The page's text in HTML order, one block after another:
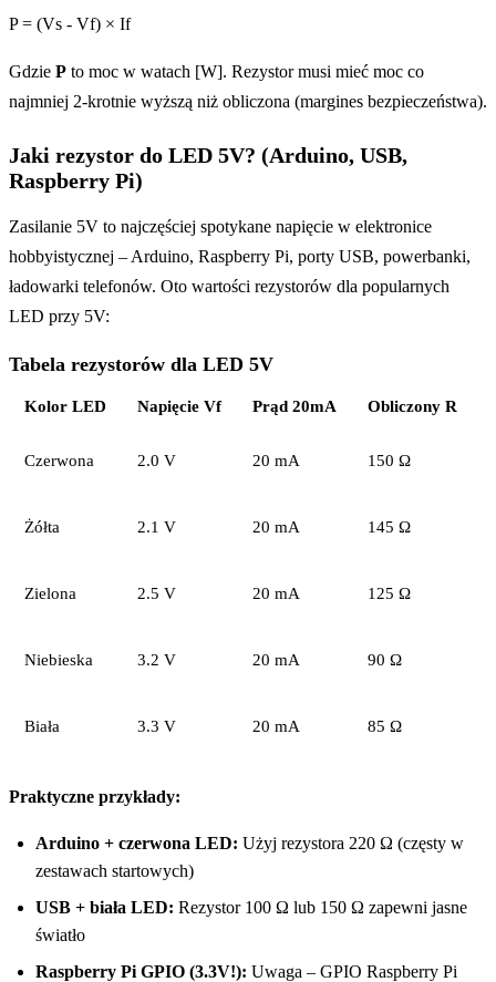
P = (Vs - Vf) × If
Gdzie P to moc w watach [W]. Rezystor musi mieć moc co
najmniej 2-krotnie wyższą niż obliczona (margines bezpieczeństwa).
Jaki rezystor do LED 5V? (Arduino, USB,
Raspberry Pi)
Zasilanie 5V to najczęściej spotykane napięcie w elektronice
hobbyistycznej – Arduino, Raspberry Pi, porty USB, powerbanki,
ładowarki telefonów. Oto wartości rezystorów dla popularnych
LED przy 5V:
Tabela rezystorów dla LED 5V
Kolor LED Napięcie Vf Prąd 20mA Obliczony R
Czerwona 2.0 V 20 mA 150 Ω
Żółta 2.1 V 20 mA 145 Ω
Zielona 2.5 V 20 mA 125 Ω
Niebieska 3.2 V 20 mA 90 Ω
Biała 3.3 V 20 mA 85 Ω
Praktyczne przykłady:
Arduino + czerwona LED: Użyj rezystora 220 Ω (częsty w
zestawach startowych)
USB + biała LED: Rezystor 100 Ω lub 150 Ω zapewni jasne
światło
Raspberry Pi GPIO (3.3V!): Uwaga – GPIO Raspberry Pi